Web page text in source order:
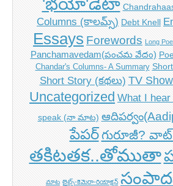
Columns (కాలమ్స్) Debt Knell
Essays Forewords Long
Panchamavedam(పంచమ వేదం)
Chandar's Columns- A Summary
Short Story (కథలు) TV
Uncategorized What I
speak (నా మాట)
పేపర్గురూజీ?
తకిటతక..తోముతా
మాట లైట్స్-కెమెరా-రియాక్షన్